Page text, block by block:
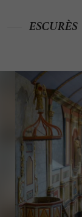
ESCURÈS